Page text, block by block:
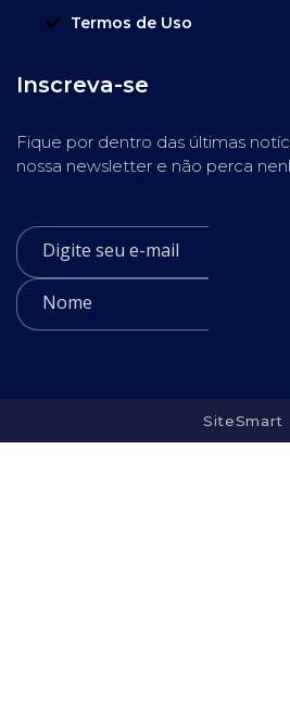
Termos de Uso
Inscreva-se
Fique por dentro das últimas
nossa newsletter e não perca
SiteSmart